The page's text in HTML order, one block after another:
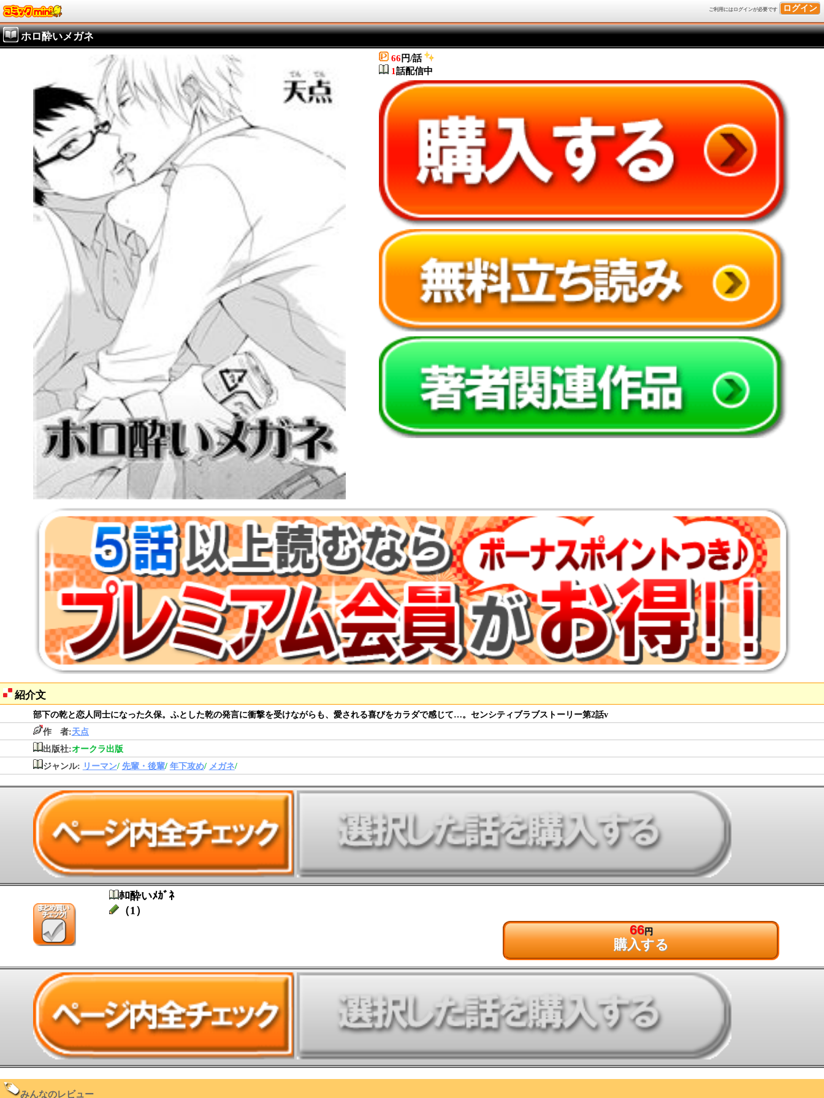
ログイン
ご利用にはログインが必要です
ホロ酔いメガネ
66 円/話
1話配信中
紹介文
部下の乾と恋人同士になった久保。ふとした乾の発言に衝撃を受けながらも、愛される喜びをカラダで感じて…。センシティブラブストーリー第2話v
作 者:天点
出版社:オークラ出版
ジャンル: リーマン/ 先輩・後輩/ 年下攻め/ メガネ/
ﾎﾛ酔いﾒｶﾞﾈ
（1）
66円
購入する
みんなのレビュー